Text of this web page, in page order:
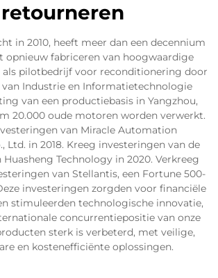
retourneren
in 2010, heeft meer dan een decennium
opnieuw fabriceren van hoogwaardige
als pilotbedrijf voor reconditionering door
Industrie en Informatietechnologie
van een productiebasis in Yangzhou,
20.000 oude motoren worden verwerkt.
van Miracle Automation
Ltd. in 2018. Kreeg investeringen van de
Technology in 2020. Verkreeg
van Stellantis, een Fortune 500-
investeringen zorgden voor financiële
stimuleerden technologische innovatie,
concurrentiepositie van onze
sterk is verbeterd, met veilige,
en kostenefficiënte oplossingen.